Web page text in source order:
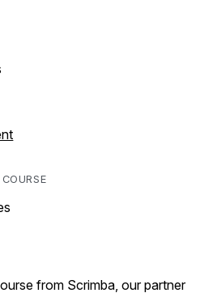
from Scrimba, our partner